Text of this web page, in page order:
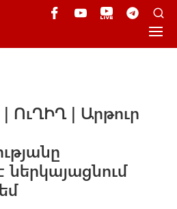
ՈւՂԻՂ | Արթուր
ներկայացնում